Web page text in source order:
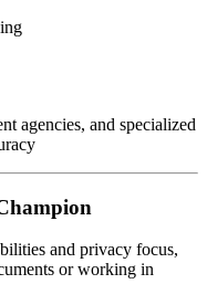
agencies, and specialized
and privacy focus,
or working in